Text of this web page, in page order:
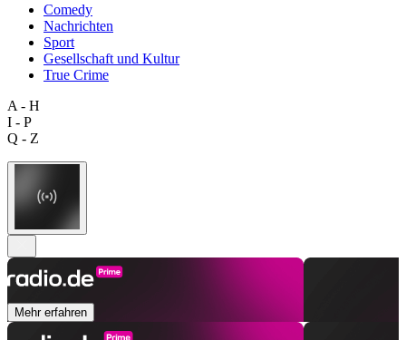
Comedy
Nachrichten
Sport
Gesellschaft und Kultur
True Crime
A - H
I - P
Q - Z
Mehr erfahren